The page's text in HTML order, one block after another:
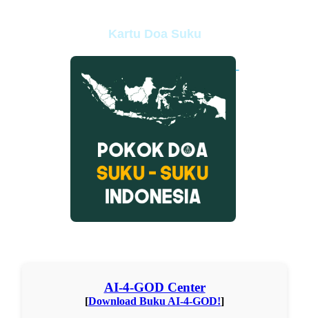
Kartu Doa Suku